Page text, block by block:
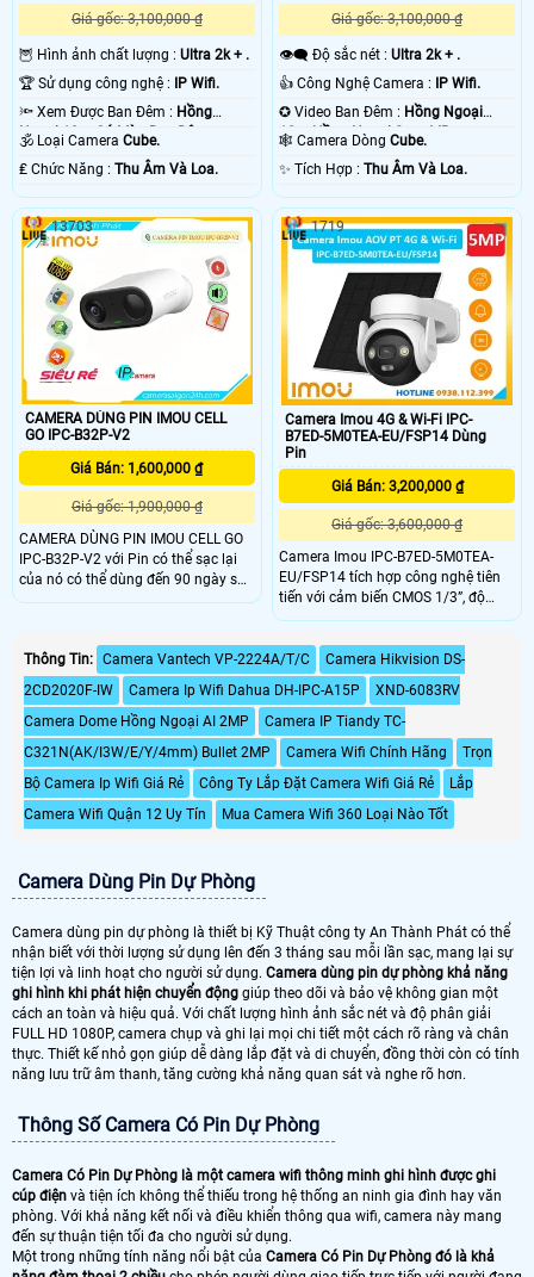
Giá gốc: 3,100,000 ₫
🦉 Hình ảnh chất lượng : Ultra 2k + .
🏆 Sử dụng công nghệ :
IP Wifi.
🔦 Xem Được Ban Đêm : Hồng
Ngoại 10m Có Màu Ban Ðêm.
🕉️ Loại Camera Cube.
️₤ Chức Năng : Thu Âm Và Loa.
Giá gốc: 3,100,000 ₫
👁️‍🗨 Độ sắc nét :Ultra 2k + .
👍 Công Nghệ Camera :
IP Wifi.
✪ Video Ban Đêm : Hồng Ngoại
10m Hồng Ngoại Smart IR.
🕸️ Camera DòngCube.
️✨ Tích Hợp :Thu Âm Và Loa.
CAMERA DÙNG PIN IMOU CELL
GO IPC-B32P-V2
Giá Bán: 1,600,000 ₫
Giá gốc: 1,900,000 ₫
CAMERA DÙNG PIN IMOU CELL GO
IPC-B32P-V2 với Pin có thể sạc lại
của nó có thể dùng đến 90 ngày sau
một lần sạc. Công nghệ phát hiện
minh. Cung cấp khả năng giám sát
trực tiếp 2K để xem rõ những gì
đang xảy ra trong và xung quanh
nhà bạn
13703
Camera Imou 4G & Wi-Fi IPC-
B7ED-5M0TEA-EU/FSP14 Dùng
Pin
Giá Bán: 3,200,000 ₫
Giá gốc: 3,600,000 ₫
Camera Imou IPC-B7ED-5M0TEA-
EU/FSP14 tích hợp công nghệ tiên
tiến với cảm biến CMOS 1/3”, độ
phân giải 5MP, ống kính 3.6mm góc
2.4GHz, 4G LTE, đèn hồng ngoại
20m và chuẩn chống nước IP66.
Sản phẩm cung cấp chất lượng hình
ảnh sắc nét, hoạt động ổn định
trong điều kiện khắc nghiệt.
1719
Thông Tin: Camera Vantech VP-2224A/T/C
Camera Hikvision DS-
2CD2020F-IW
Camera Ip Wifi Dahua DH-IPC-A15P
XND-6083RV
Camera Dome Hồng Ngoại AI 2MP
Camera IP Tiandy TC-
C321N(AK/I3W/E/Y/4mm) Bullet 2MP
Camera Wifi Chính Hãng
Trọn
Bộ Camera Ip Wifi Giá Rẻ
Công Ty Lắp Đặt Camera Wifi Giá Rẻ
Lắp
Camera Wifi Quận 12 Uy Tín
Mua Camera Wifi 360 Loại Nào Tốt
Camera Dùng Pin Dự Phòng
Camera dùng pin dự phòng là thiết bị Kỹ Thuật công ty An Thành Phát có thể
nhận biết với thời lượng sử dụng lên đến 3 tháng sau mỗi lần sạc, mang lại sự
tiện lợi và linh hoạt cho người sử dụng. Camera dùng pin dự phòng khả năng
ghi hình khi phát hiện chuyển động giúp theo dõi và bảo vệ không gian một
cách an toàn và hiệu quả. Với chất lượng hình ảnh sắc nét và độ phân giải
FULL HD 1080P, camera chụp và ghi lại mọi chi tiết một cách rõ ràng và chân
thực. Thiết kế nhỏ gọn giúp dễ dàng lắp đặt và di chuyển, đồng thời còn có tính
năng lưu trữ âm thanh, tăng cường khả năng quan sát và nghe rõ hơn.
Thông Số Camera Có Pin Dự Phòng
Camera Có Pin Dự Phòng là một camera wifi thông minh ghi hình được ghi
cúp điện và tiện ích không thể thiếu trong hệ thống an ninh gia đình hay văn
phòng. Với khả năng kết nối và điều khiển thông qua wifi, camera này mang
đến sự thuận tiện tối đa cho người sử dụng.
Một trong những tính năng nổi bật của Camera Có Pin Dự Phòng đó là khả